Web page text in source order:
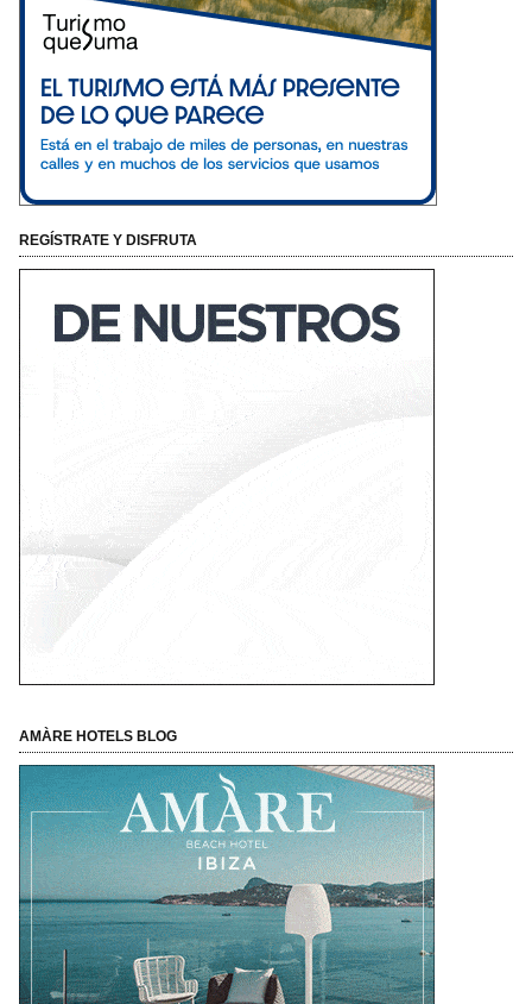
REGÍSTRATE Y DISFRUTA
AMÀRE HOTELS BLOG